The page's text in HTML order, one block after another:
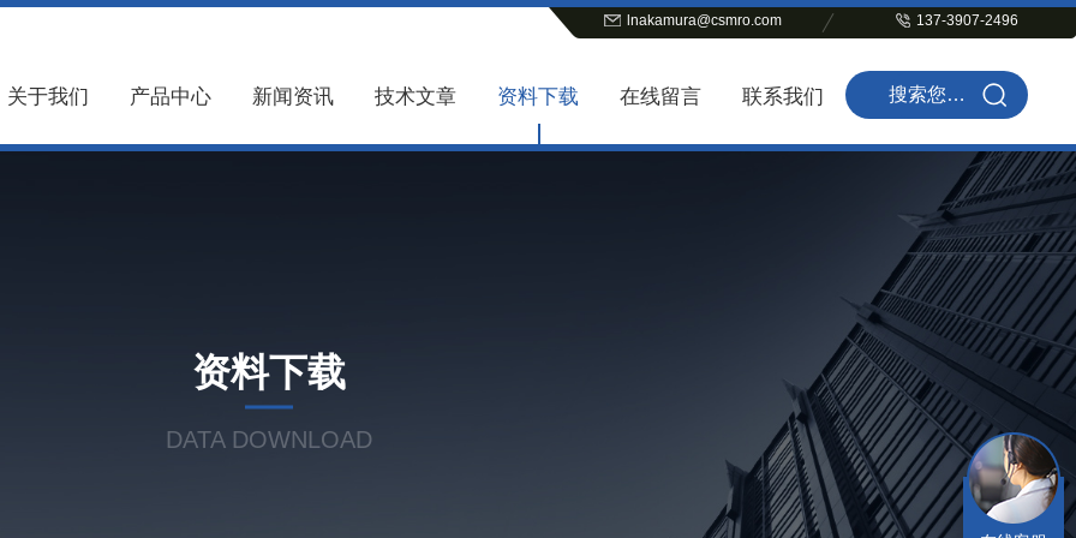
lnakamura@csmro.com 137-3907-2496
关于我们 产品中心 新闻资讯 技术文章 资料下载 在线留言 联系我们
资料下载
DATA DOWNLOAD